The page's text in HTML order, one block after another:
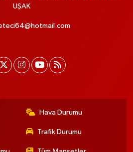
UŞAK
Hava Durumu
Trafik Durumu